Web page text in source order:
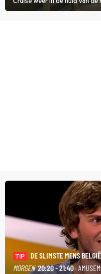
TIP
DE SLIMSTE MENS BELGIË
MORGEN 20:20 - 21:40·